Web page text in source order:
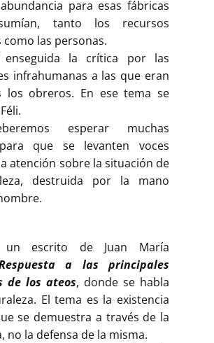
para esas fábricas
tanto los recursos
como las personas.
la crítica por las
infrahumanas a las que eran
los obreros. En ese tema se
esperar muchas
que se levanten voces
atención sobre la situación de
destruida por la mano
un escrito de Juan María
a las principales
de los ateos, donde se habla
El tema es la existencia
se demuestra a través de la
no la defensa de la misma.